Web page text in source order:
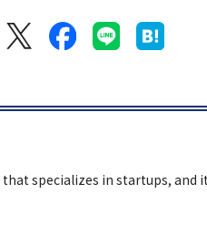
that specializes in startups,